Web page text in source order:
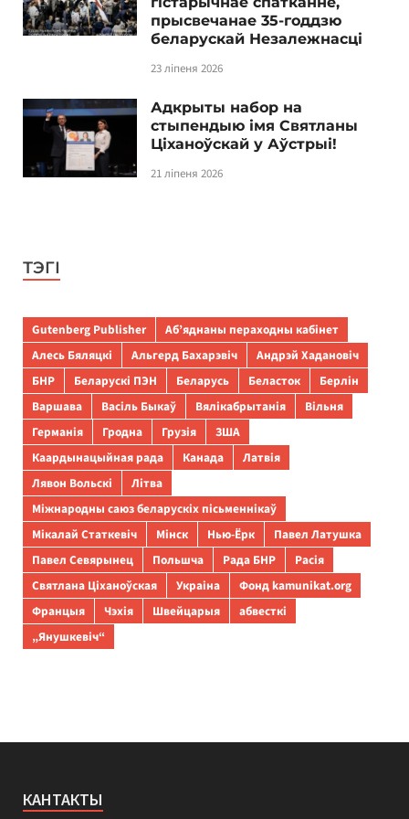
прысвечанае 35-годдзю
беларускай Незалежнасці
23 ліпеня 2026
Адкрыты набор на
стыпендыю імя Святланы
Ціханоўскай у Аўстрыі!
21 ліпеня 2026
ТЭГІ
Gutenberg Publisher
Аб’яднаны пераходны кабінет
Алесь Бяляцкі
Альгерд Бахарэвіч
Андрэй Хадановіч
БНР
Беларускі ПЭН Беларусь Беласток
Берлін
Варшава
Васіль Быкаў Вялікабрытанія
Вільня
Германія
Гродна Грузія
ЗША
Каардынацыйная рада
Канада
Латвія
Лявон Вольскі
Літва
Міжнародны саюз беларускіх пісьменнікаў
Мікалай Статкевіч
Мінск Нью-Ёрк
Павел Латушка
Павел Севярынец
Польшча Рада БНР
Расія
Святлана Ціханоўская
Украіна
Фонд kamunikat.org
Францыя
Чэхія Швейцарыя
абвесткі
„Янушкевіч“
КАНТАКТЫ